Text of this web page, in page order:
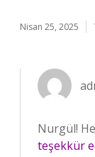
Nisan 25, 2025
Nurgül!
teşekkür